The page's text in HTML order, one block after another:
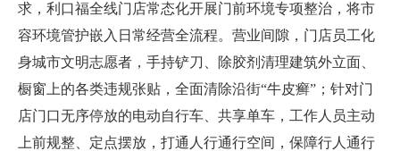
求，利口福全线门店常态化开展门前环境专项整治，将市
容环境管护嵌入日常经营全流程。营业间隙，门店员工化
身城市文明志愿者，手持铲刀、除胶剂清理建筑外立面、
橱窗上的各类违规张贴，全面清除沿街“牛皮癣”；针对门
店门口无序停放的电动自行车、共享单车，工作人员主动
上前规整、定点摆放，打通人行通行空间，保障行人通行